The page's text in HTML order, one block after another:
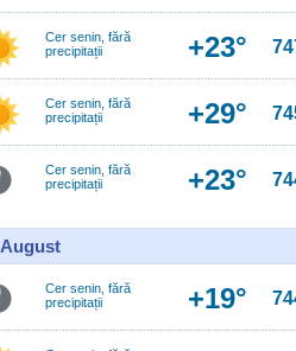
Cer senin, fără
precipitații
+23°
Cer senin, fără
precipitații
+29°
Cer senin, fără
precipitații
+23°
Cer senin, fără
precipitații
+19°